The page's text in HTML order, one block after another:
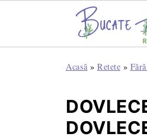
Acasă » Retete »